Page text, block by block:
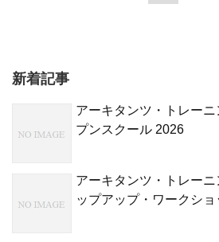
新着記事
アーキタンツ・トレー
プンスクール 2026
アーキタンツ・トレー
ップアップ・ワークシ